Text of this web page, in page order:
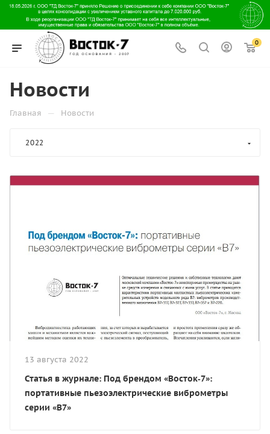
0
Новости
Главная — Новости
2022
13 августа 2022
Статья в журнале: Под брендом «Восток‑7»:
портативные пьезоэлектрические виброметры
серии «В7»